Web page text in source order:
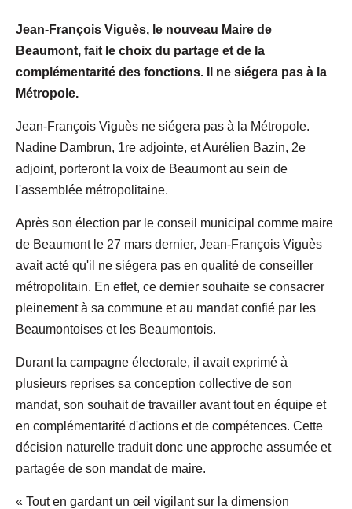
Jean-François Viguès, le nouveau Maire de
Beaumont, fait le choix du partage et de la
complémentarité des fonctions. Il ne siégera pas à la
Métropole.
Jean-François Viguès ne siégera pas à la Métropole.
Nadine Dambrun, 1re adjointe, et Aurélien Bazin, 2e
adjoint, porteront la voix de Beaumont au sein de
l'assemblée métropolitaine.
Après son élection par le conseil municipal comme maire
de Beaumont le 27 mars dernier, Jean-François Viguès
avait acté qu'il ne siégera pas en qualité de conseiller
métropolitain. En effet, ce dernier souhaite se consacrer
pleinement à sa commune et au mandat confié par les
Beaumontoises et les Beaumontois.
Durant la campagne électorale, il avait exprimé à
plusieurs reprises sa conception collective de son
mandat, son souhait de travailler avant tout en équipe et
en complémentarité d'actions et de compétences. Cette
décision naturelle traduit donc une approche assumée et
partagée de son mandat de maire.
« Tout en gardant un œil vigilant sur la dimension